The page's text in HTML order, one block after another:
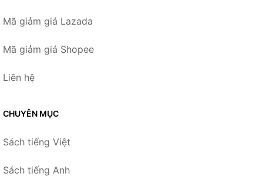
Mã giảm giá Lazada
Mã giảm giá Shopee
Liên hệ
CHUYÊN MỤC
Sách tiếng Việt
Sách tiếng Anh